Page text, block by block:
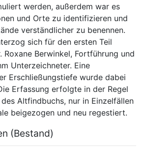
werden, außerdem war es
und Orte zu identifizieren und
verständlicher zu benennen.
sich für den ersten Teil
Roxane Berwinkel, Fortführung und
Unterzeichneter. Eine
Erschließungstiefe wurde dabei
Erfassung erfolgte in der Regel
Altfindbuchs, nur in Einzelfällen
beigezogen und neu regestiert.
(Bestand)